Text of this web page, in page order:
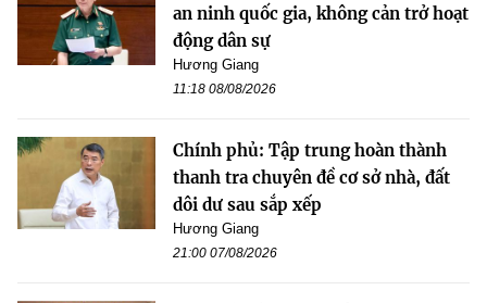
an ninh quốc gia, không cản trở hoạt
động dân sự
Hương Giang
11:18 08/08/2026
Chính phủ: Tập trung hoàn thành
thanh tra chuyên đề cơ sở nhà, đất
dôi dư sau sắp xếp
Hương Giang
21:00 07/08/2026